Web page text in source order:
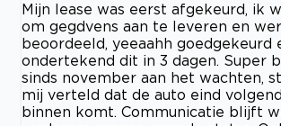
Mijn lease was eerst afgekeurd, ik
om gegdvens aan te leveren en
beoordeeld, yeeaahh goedgekeurd
ondertekend dit in 3 dagen. Super
sinds november aan het wachten,
mij verteld dat de auto eind
binnen komt. Communicatie blijft